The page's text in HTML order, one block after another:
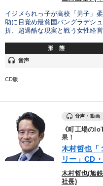
イジメられっ子が高校「男子」
助に目覚め最貧国バングラデシ
折、超過酷な現実と戦う女性経
形 態
headset 音声
CD版
音声・動画
《町工場の
果！
木村哲也「
リー」CD
木村哲也(旭
社長)